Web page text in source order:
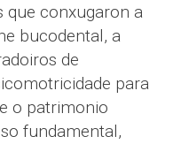
que conxugaron a
bucodental, a
de
para
o patrimonio
fundamental,